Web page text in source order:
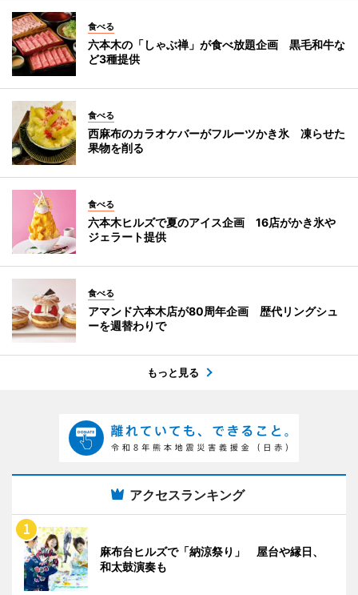
食べる
六本木の「しゃぶ禅」が食べ放題企画 黒毛和牛な
ど3種提供
食べる
西麻布のカラオケバーがフルーツかき氷 凍らせた
果物を削る
食べる
六本木ヒルズで夏のアイス企画 16店がかき氷や
ジェラート提供
食べる
アマンド六本木店が80周年企画 歴代リングシュ
ーを週替わりで
もっと見る
アクセスランキング
麻布台ヒルズで「納涼祭り」 屋台や縁日、
和太鼓演奏も